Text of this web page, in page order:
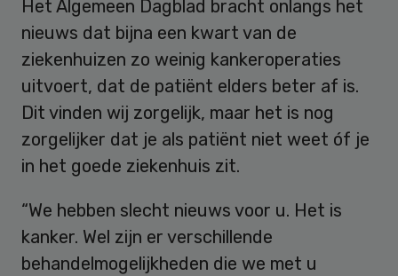
Het Algemeen Dagblad bracht onlangs het
nieuws dat bijna een kwart van de
ziekenhuizen zo weinig kankeroperaties
uitvoert, dat de patiënt elders beter af is.
Dit vinden wij zorgelijk, maar het is nog
zorgelijker dat je als patiënt niet weet óf je
in het goede ziekenhuis zit.
“We hebben slecht nieuws voor u. Het is
kanker. Wel zijn er verschillende
behandelmogelijkheden die we met u